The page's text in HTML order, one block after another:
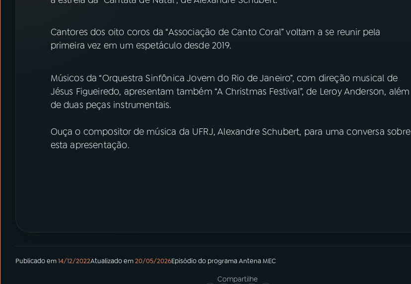
Instagram X
Cantores dos oito coros da “Associação de Canto Coral” voltam a se reunir pela
primeira vez em um espetáculo desde 2019.
Músicos da “Orquestra Sinfônica Jovem do Rio de Janeiro”, com direção musical de
Jésus Figueiredo, apresentam também “A Christmas Festival”, de Leroy Anderson, além
de duas peças instrumentais.
Ouça o compositor de música da UFRJ, Alexandre Schubert, para uma conversa sobre
esta apresentação.
Publicado em14/12/2022Atualizado em20/05/2026Episódiodo programaAntena MEC
Compartilhe